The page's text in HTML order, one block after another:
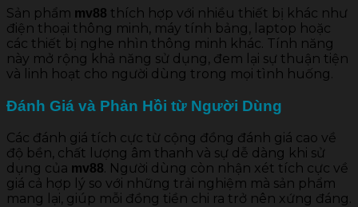
Sản phẩm mv88 thích hợp với nhiều thiết bị khác như
điện thoại thông minh, máy tính bảng, laptop hoặc
các thiết bị nghe nhìn thông minh khác. Tính năng
này mở rộng khả năng sử dụng, đem lại sự thuận tiện
và linh hoạt cho người dùng trong mọi tình huống.
Đánh Giá và Phản Hồi từ Người Dùng
Các đánh giá tích cực từ cộng đồng đánh giá cao về
độ bền, chất lượng âm thanh và sự dễ dàng khi sử
dụng của mv88 . Người dùng còn nhận xét tích cực về
giá cả hợp lý so với những trải nghiệm mà sản phẩm
mang lại, giúp mỗi đồng tiền chi ra trở nên xứng đáng.